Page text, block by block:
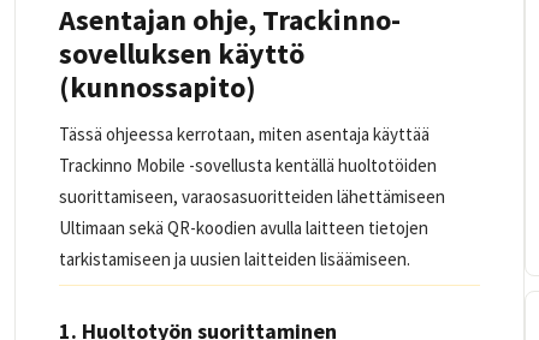
Asentajan ohje, Trackinno-
sovelluksen käyttö
(kunnossapito)
Tässä ohjeessa kerrotaan, miten asentaja käyttää
Trackinno Mobile -sovellusta kentällä huoltotöiden
suorittamiseen, varaosasuoritteiden lähettämiseen
Ultimaan sekä QR-koodien avulla laitteen tietojen
tarkistamiseen ja uusien laitteiden lisäämiseen.
1. Huoltotyön suorittaminen